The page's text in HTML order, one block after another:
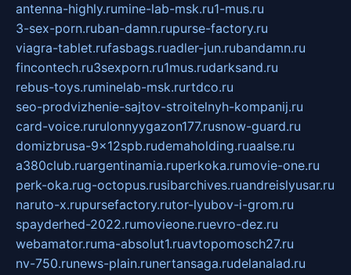
antenna-highly.rumine-lab-msk.ru1-mus.ru
3-sex-porn.ruban-damn.rupurse-factory.ru
viagra-tablet.rufasbags.ruadler-jun.rubandamn.ru
fincontech.ru3sexporn.ru1mus.rudarksand.ru
rebus-toys.ruminelab-msk.rurtdco.ru
seo-prodvizhenie-sajtov-stroitelnyh-kompanij.ru
card-voice.rurulonnyygazon177.rusnow-guard.ru
domizbrusa-9x12spb.rudemaholding.ruaalse.ru
a380club.ruargentinamia.ruperkoka.rumovie-one.ru
perk-oka.rug-octopus.rusibarchives.ruandreislyusar.ru
naruto-x.rupursefactory.rutor-lyubov-i-grom.ru
spayderhed-2022.rumovieone.ruevro-dez.ru
webamator.ruma-absolut1.ruavtopomosch27.ru
nv-750.runews-plain.runertansaga.rudelanalad.ru